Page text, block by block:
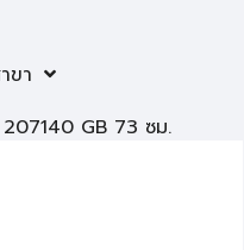
ขา
207140 GB 73 ซม.